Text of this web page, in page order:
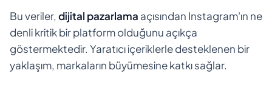
Bu veriler, dijital pazarlama açısından Instagram'ın ne
denli kritik bir platform olduğunu açıkça
göstermektedir. Yaratıcı içeriklerle desteklenen bir
yaklaşım, markaların büyümesine katkı sağlar.